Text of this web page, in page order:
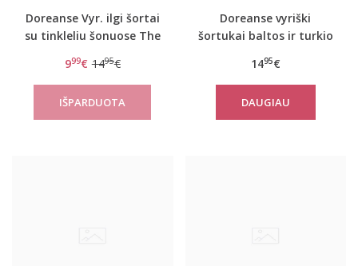
Doreanse Vyr. ilgi šortai
su tinkleliu šonuose The
999€ 1495€
Doreanse vyriški
šortukai baltos ir turkio
1495€
DAUGIAU